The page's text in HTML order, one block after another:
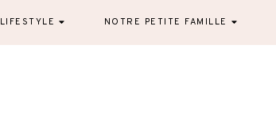
LIFESTYLE NOTRE PETITE FAMILLE